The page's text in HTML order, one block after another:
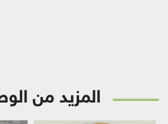
المزيد من